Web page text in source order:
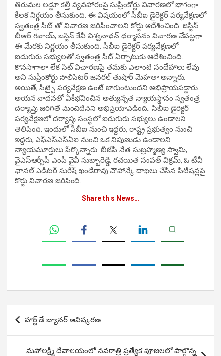
తిరుమల లడ్డూ కల్తీ వ్యవహారంపై సుప్రీంకోర్టు విచారణలో భాగంగా
కీలక నిర్ణయం తీసుకుంది. ఈ విషయంలో సీబీఐ డైరెక్టర్ పర్యవేక్షణలో
స్వతంత్ర సిట్ తో విచారణ జరిపించాలని కోర్టు ఆదేశించింది. జస్టిస్
బీఆర్ గవాయ్, జస్టిస్ కేవీ విశ్వనాథన్ ధర్మాసనం విచారణ చేపట్టగా
ఈ మేరకు నిర్ణయం తీసుకుంది. సీబీఐ డైరెక్టర్ పర్యవేక్షణలో
ఐదుగురు సభ్యులతో స్వతంత్ర సిట్ ఏర్పాటుకు ఆదేశించింది.
కొనసాగాలా లేక సిట్ విచారణపై తమకు ఎలాంటి సందేహాలు లేవు
అని సుప్రీంకోర్టు సొలిసిటర్ జనరల్ తుషార్ మెహతా అన్నారు.
అయితే, సిట్పై పర్యవేక్షణ ఉంటే బాగుంటుందని అభిప్రాయపడ్డారు.
అయన వాదనతో ఏకీభవించిన అత్యున్నత న్యాయస్థానం స్వతంత్ర
దర్యాప్తు జరిగితే మంచిదేనని అభిప్రయాపడింది.. సీబీఐ డైరెక్టర్
పర్యవేక్షణలో దర్యాప్తు సంస్థలో ఐదుగురు సభ్యులు ఉండాలని
తెలిపింది. ఇందులో సీబీఐ నుంచి ఇద్దరు, రాష్ట్ర ప్రభుత్వం నుంచి
ఇద్దరు, ఎఫ్ఎస్ఎస్ఏఐ నుంచి ఒక నిపుణుడు ఉండాలని
న్యాయమూర్తులు పేర్కొన్నారు. బీజేపీ నేత సుబ్రహ్మణ్య స్వామి,
వైఎస్ఆర్సీపీ ఎంపీ వైవీ సుబ్బారెడ్డి, రచయిత సంపత్ విక్రమ్, ఓ టీవీ
ఛానల్ ఎడిటర్ సురేష్ ఖండేరావు చౌహాన్కే దాఖలు చేసిన పిటిషన్లపై
కోర్టు విచారణ జరిపింది.
Share this News…
Post
navigation
హార్ట్ డే బ్యానర్ ఆవిష్కరణ
మహాలక్ష్మి దేవాలయంలో నవరాత్రి ప్రత్యేక పూజలలో పాల్గొన్న